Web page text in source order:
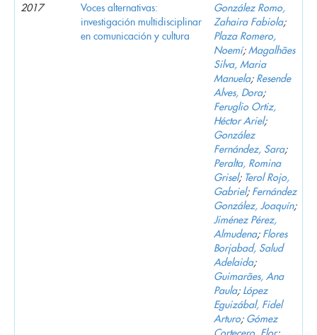
2017
Voces alternativas:
investigación multidisciplinar
en comunicación y cultura
González Romo,
Zahaira Fabiola;
Plaza Romero,
Noemí;Magalhães
Silva, Maria
Manuela; Resende
Alves, Dora;
Feruglio Ortiz,
Héctor Ariel;
González
Fernández, Sara;
Peralta, Romina
Grisel; Terol Rojo,
Gabriel; Fernández
González, Joaquín;
Jiménez Pérez,
Almudena; Flores
Borjabad, Salud
Adelaida;
Guimarães, Ana
Paula; López
Eguizábal, Fidel
Arturo; Gómez